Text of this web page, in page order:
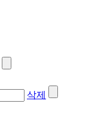
삭제